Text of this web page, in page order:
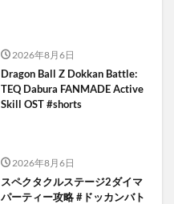
2026年8月6日
Dragon Ball Z Dokkan Battle:
TEQ Dabura FANMADE Active
Skill OST #shorts
2026年8月6日
スペクタクルステージ2ダイマ
パーティー攻略 #ドッカンバト